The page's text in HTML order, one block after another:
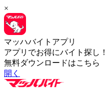
×
マッハバイトアプリ
アプリでお得にバイト探し！
無料ダウンロードはこちら
開く